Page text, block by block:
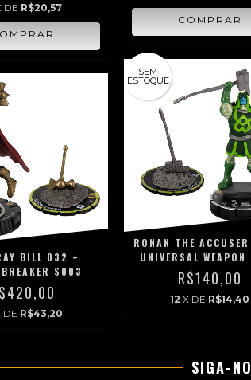
DE R$20,57
BILL 032 +
S003
DE R$43,20
SEM
ESTOQUE
RONAN THE
UNIVERSAL
R$140,00
12 X DE R$14,40
SIGA-